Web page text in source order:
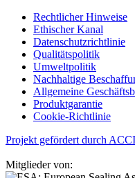
Rechtlicher Hinweise
Ethischer Kanal
Datenschutzrichtlinie
Qualitätspolitik
Umweltpolitik
Nachhaltige
Allgemeine
Produktgarantie
Cookie-Richtlinie
Projekt gefördert durch
Mitglieder von: